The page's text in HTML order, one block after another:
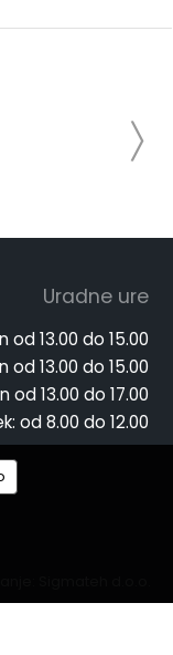
Uradne ure
od 13.00 do 15.00
od 13.00 do 15.00
od 13.00 do 17.00
od 8.00 do 12.00